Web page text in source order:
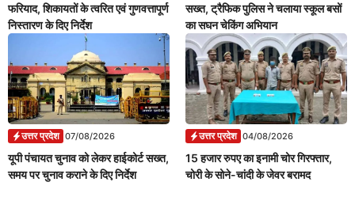
फरियाद, शिकायतों के त्वरित एवं गुणवत्तापूर्ण
निस्तारण के दिए निर्देश
सख्त, ट्रैफिक पुलिस ने चलाया स्कूल बसों
का सघन चेकिंग अभियान
उत्तर प्रदेश 07/08/2026
यूपी पंचायत चुनाव को लेकर हाईकोर्ट सख्त,
समय पर चुनाव कराने के दिए निर्देश
उत्तर प्रदेश 04/08/2026
15 हजार रुपए का इनामी चोर गिरफ्तार,
चोरी के सोने-चांदी के जेवर बरामद